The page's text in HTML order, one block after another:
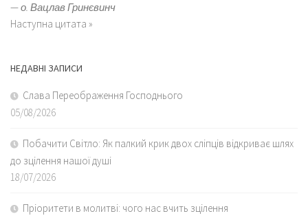
—о. Вацлав Гринєвинч
Наступна цитата »
НЕДАВНІ ЗАПИСИ
Слава Переображення Господнього
05/08/2026
Побачити Світло: Як палкий крик двох сліпців відкриває шлях
до зцілення нашої душі
18/07/2026
Пріоритети в молитві: чого нас вчить зцілення